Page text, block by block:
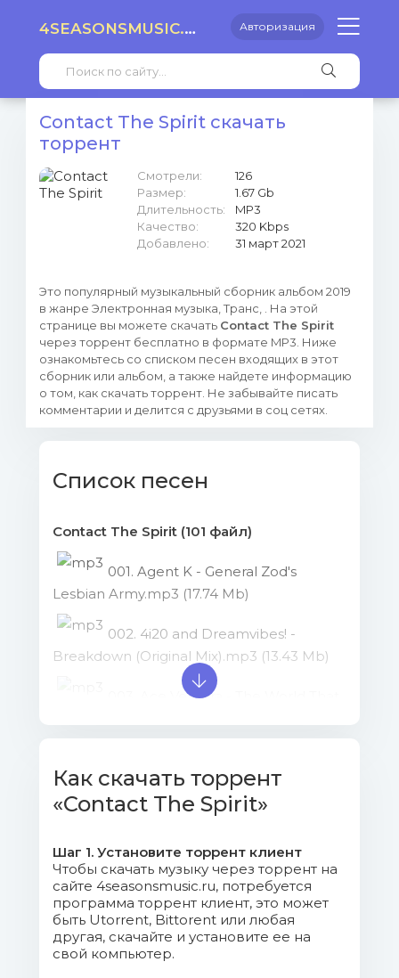
4SEASONSMUSIC.RU Авторизация
Contact The Spirit скачать
торрент
Смотрели:
126
Размер:
1.67 Gb
Длительность:
MP3
Качество:
320 Kbps
Добавлено:
31 март 2021
Это популярный музыкальный сборник альбом 2019
в жанре Электронная музыка, Транс, . На этой
странице вы можете скачать Contact The Spirit
через торрент бесплатно в формате MP3. Ниже
ознакомьтесь со списком песен входящих в этот
сборник или альбом, а также найдете информацию
о том, как скачать торрент. Не забывайте писать
комментарии и делится с друзьями в соц сетях.
Список песен
Contact The Spirit (101 файл)
001. Agent K - General Zod's
Lesbian Army.mp3 (17.74 Mb)
002. 4i20 and Dreamvibes! -
Breakdown (Original Mix).mp3 (13.43 Mb)
003. Ace Ventura - The World That
(16.58 Mb)
005. Basikone feat. Ingrid
006. Dragon Culture - Contact The
Spirit.mp3 (18.52 Mb)
007. Indra - Tune (Original Mix).mp3
Как скачать торрент
«Contact The Spirit»
Шаг 1. Установите торрент клиент
Чтобы скачать музыку через торрент на
сайте 4seasonsmusic.ru, потребуется
программа торрент клиент, это может
быть Utorrent, Bittorent или любая
другая, скачайте и установите ее на
свой компьютер.